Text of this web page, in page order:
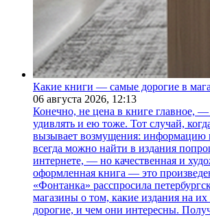
Какие книги — самые дорогие в
06 августа 2026, 12:13
Конечно, не цена в книге главное,
удивлять и ею тоже. Тот случай,
вызывает возмущения: информацию
всегда можно найти в издания
интернете, — но качественная и
оформленная книга — это
«Фонтанка» расспросила
магазины о том, какие издания на
дорогие, и чем они интересны.